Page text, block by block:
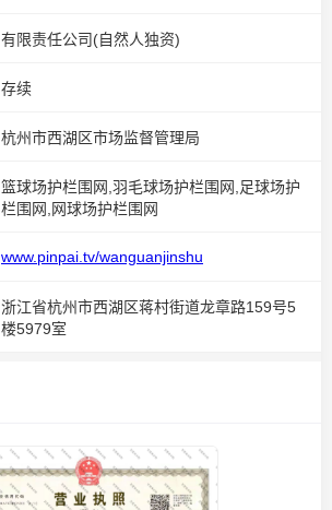
有限责任公司(自然人独资)
存续
杭州市西湖区市场监督管理局
篮球场护栏围网,羽毛球场护栏围网,足球场护
栏围网,网球场护栏围网
www.pinpai.tv/wanguanjinshu
浙江省杭州市西湖区蒋村街道龙章路159号5
楼5979室